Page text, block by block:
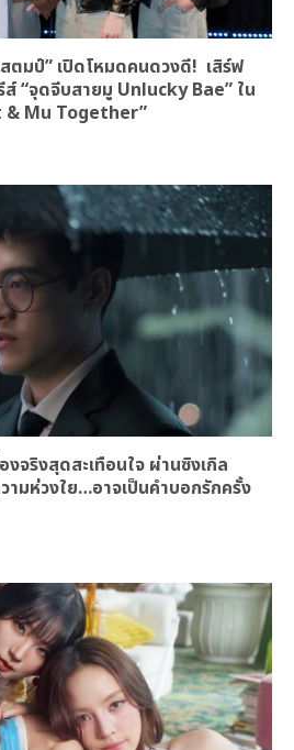
ตมป์” เปิดโหมดคนดวงดี! เสิร์ฟ
“จุดจีบสายมู Unlucky Bae” ใน
& Mu Together”
จริงสุดสะเทือนใจ ผ่านซิงเกิล
ามห่วงใย…อาจเป็นคำบอกรักครั้ง